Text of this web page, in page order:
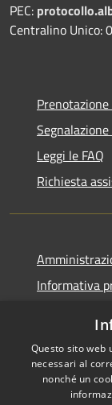
PEC:
Centralino Unico:
Leggi le FAQ
Richiesta
Informativa
Questo sito web
necessari al
nonché un